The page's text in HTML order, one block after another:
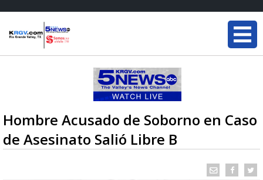
Hombre Acusado de Soborno en Caso
de Asesinato Salió Libre B